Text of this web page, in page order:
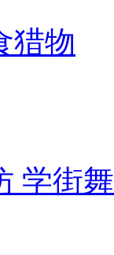
猎物
学街